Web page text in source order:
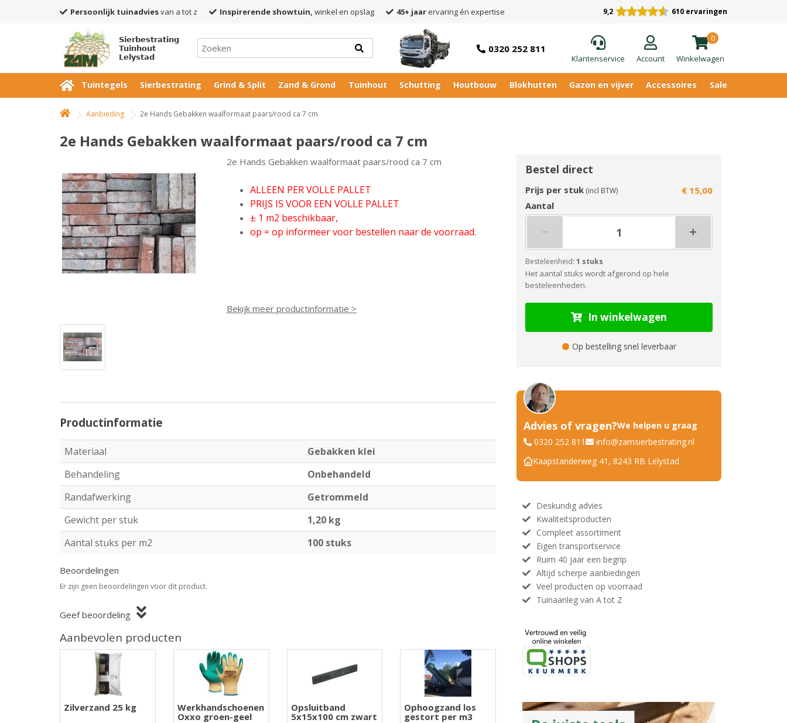
Persoonlijk tuinadviesvan a tot z Inspirerende showtuin, winkel en opslag 45+ jaar ervaring én expertise 9,2 610 ervaringen
Sierbestrating
Tuinhout
Lelystad
0320 252 811
Klantenservice Account
0
Winkelwagen
Tuintegels Sierbestrating Grind & Split Zand & Grond Tuinhout Schutting Houtbouw Blokhutten Gazon en vijver Accessoires Sale
Aanbieding 2e Hands Gebakken waalformaat paars/rood ca 7 cm
2e Hands Gebakken waalformaat paars/rood ca 7 cm
2e Hands Gebakken waalformaat paars/rood ca 7 cm
ALLEEN PER VOLLE PALLET
PRIJS IS VOOR EEN VOLLE PALLET
± 1 m2 beschikbaar,
op = op informeer voor bestellen naar de voorraad.
Bekijk meer productinformatie >
Productinformatie
Materiaal
Gebakken klei
Behandeling
Onbehandeld
Randafwerking
Getrommeld
Gewicht per stuk
1,20 kg
Aantal stuks per m2
100 stuks
Beoordelingen
Er zijn geen beoordelingen voor dit product.
Geef beoordeling
Aanbevolen producten
Zilverzand 25 kg
Werkhandschoenen
Oxxo groen-geel
Opsluitband
5x15x100 cm zwart
Ophoogzand los
gestort per m3
Bestel direct
Prijs per stuk (incl BTW)
€ 15,00
Aantal
Besteleenheid: 1 stuks
Het aantal stuks wordt afgerond op hele
besteleenheden.
In winkelwagen
Op bestelling snel leverbaar
Advies of vragen?We helpen u graag
0320 252 811
info@zamsierbestrating.nl
Kaapstanderweg 41, 8243 RB Lelystad
Deskundig advies
Kwaliteitsproducten
Compleet assortiment
Eigen transportservice
Ruim 40 jaar een begrip
Altijd scherpe aanbiedingen
Veel producten op voorraad
Tuinaanleg van A tot Z